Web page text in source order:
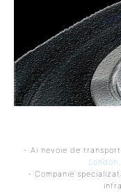
- Ai nevoie de
London
- Companie